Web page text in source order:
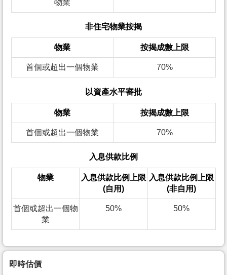
物業
非住宅物業按揭
物業 按揭成數上限
首個或超出一個物業 70%
以資產水平審批
物業 按揭成數上限
首個或超出一個物業 70%
入息供款比例
物業
入息供款比例上限
(自用)
入息供款比例上限
(非自用)
首個或超出一個物
業
50% 50%
即時估價